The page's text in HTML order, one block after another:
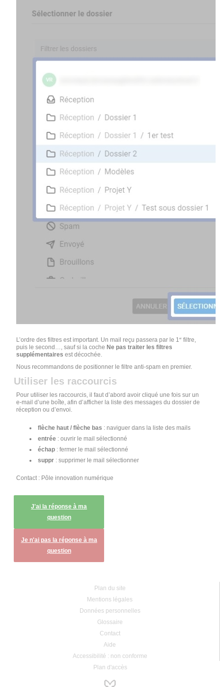
L’ordre des filtres est important. Un mail reçu passera par le 1er filtre,
puis le second…, sauf si la coche Ne pas traiter les filtres
supplémentaires est décochée.
Nous recommandons de positionner le filtre anti-spam en premier.
Utiliser les raccourcis
Pour utiliser les raccourcis, il faut d’abord avoir cliqué une fois sur un
e-mail d’une boîte, afin d’afficher la liste des messages du dossier de
réception ou d’envoi.
flèche haut / flèche bas : naviguer dans la liste des mails
entrée : ouvrir le mail sélectionné
échap : fermer le mail sélectionné
suppr : supprimer le mail sélectionner
Contact : Pôle innovation numérique
J'ai la réponse à ma
question
Je n'ai pas la réponse à ma
question
Plan du site
Mentions légales
Données personnelles
Glossaire
Contact
Aide
Accessibilité : non conforme
Plan d'accès